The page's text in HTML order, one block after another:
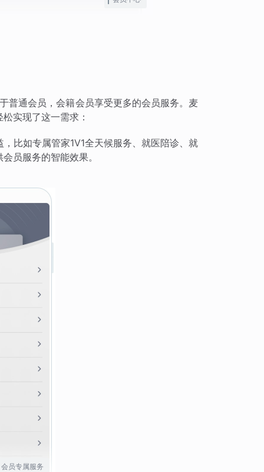
普通会员，会籍会员享受更多的会员服务。麦
实现了这一需求：
比如专属管家1V1全天候服务、就医陪诊、就
员服务的智能效果。
会员专属服务